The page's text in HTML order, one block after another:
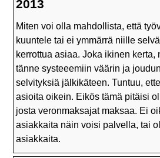
2013
Miten voi olla mahdollista, että
kuuntele tai ei ymmärrä niille
kerrottua asiaa. Joka ikinen kerta,
tänne systeeemiin väärin ja
selvityksiä jälkikäteen. Tuntuu,
asioita oikein. Eikös tämä pitäisi
josta veronmaksajat maksaa. Ei
asiakkaita näin voisi palvella, tai
asiakkaita.